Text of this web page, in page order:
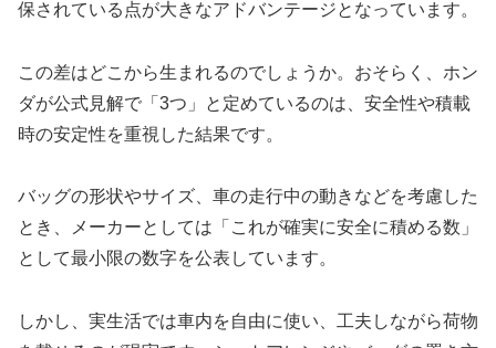
保されている点が大きなアドバンテージとなっています。
この差はどこから生まれるのでしょうか。おそらく、ホン
ダが公式見解で「3つ」と定めているのは、安全性や積載
時の安定性を重視した結果です。
バッグの形状やサイズ、車の走行中の動きなどを考慮した
とき、メーカーとしては「これが確実に安全に積める数」
として最小限の数字を公表しています。
しかし、実生活では車内を自由に使い、工夫しながら荷物